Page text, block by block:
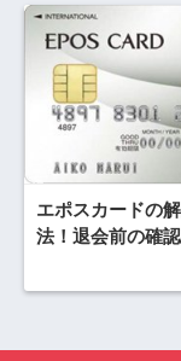
エポスカードの
法！退会前の確